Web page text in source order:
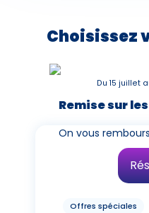
Choisissez
Du 15 juillet
Remise sur
On vous
Offres spéciales